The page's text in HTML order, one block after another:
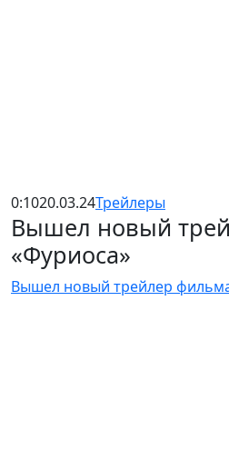
0:1020.03.24Трейлеры
Вышел новый
«Фуриоса»
Вышел новый трейлер